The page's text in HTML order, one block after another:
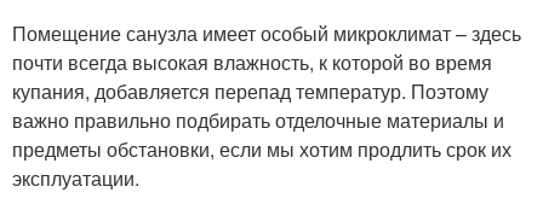
Помещение санузла имеет особый микроклимат – здесь
почти всегда высокая влажность, к которой во время
купания, добавляется перепад температур. Поэтому
важно правильно подбирать отделочные материалы и
предметы обстановки, если мы хотим продлить срок их
эксплуатации.